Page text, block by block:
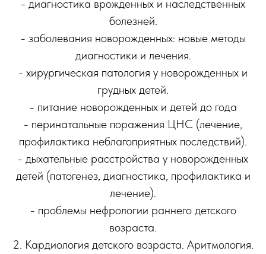
- диагностика врожденных и наследственных
болезней.
- заболевания новорожденных: новые методы
диагностики и лечения.
- хирургическая патология у новорожденных и
грудных детей.
- питание новорожденных и детей до года
- перинатальные поражения ЦНС (лечение,
профилактика неблагоприятных последствий).
- дыхательные расстройства у новорожденных
детей (патогенез, диагностика, профилактика и
лечение).
- проблемы нефрологии раннего детского
возраста.
2. Кардиология детского возраста. Аритмология.